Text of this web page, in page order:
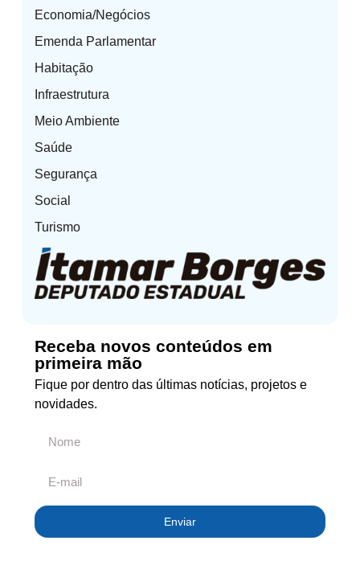
Economia/Negócios
Emenda Parlamentar
Habitação
Infraestrutura
Meio Ambiente
Saúde
Segurança
Social
Turismo
Receba novos conteúdos em
primeira mão
Fique por dentro das últimas notícias, projetos e
novidades.
Enviar